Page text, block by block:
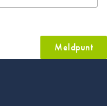
Meldpunt